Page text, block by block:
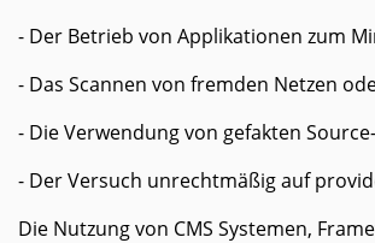
- Der Betrieb von Applikationen zum
- Das Scannen von fremden Netzen
- Die Verwendung von gefakten
- Der Versuch unrechtmäßig auf
Die Nutzung von CMS Systemen,